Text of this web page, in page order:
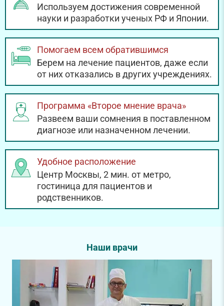
Используем достижения современной
науки и разработки ученых РФ и Японии.
Помогаем всем обратившимся
Берем на лечение пациентов, даже если
от них отказались в других учреждениях.
Программа «Второе мнение врача»
Развеем ваши сомнения в поставленном
диагнозе или назначенном лечении.
Удобное расположение
Центр Москвы, 2 мин. от метро,
гостиница для пациентов и
родственников.
Наши врачи